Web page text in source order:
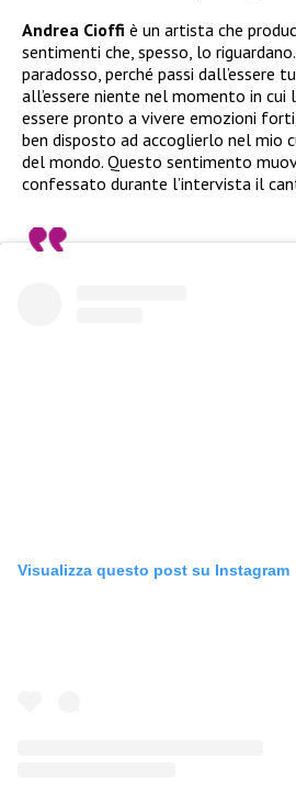
Andrea Cioffi è un artista che
sentimenti che, spesso, lo riguardano.
paradosso, perché passi dall’essere
all’essere niente nel momento in cui
essere pronto a vivere emozioni
ben disposto ad accoglierlo nel mio
del mondo. Questo sentimento
confessato durante l’intervista il
Visualizza questo post su Instagram